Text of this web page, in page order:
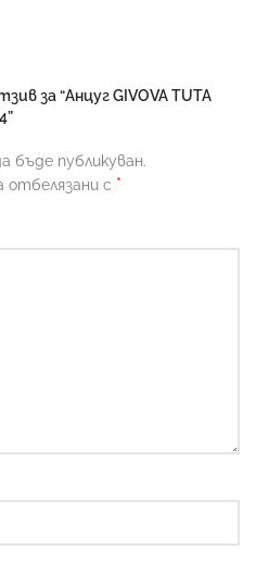
за “Анцуг GIVOVA TUTA
бъде публикуван.
с *